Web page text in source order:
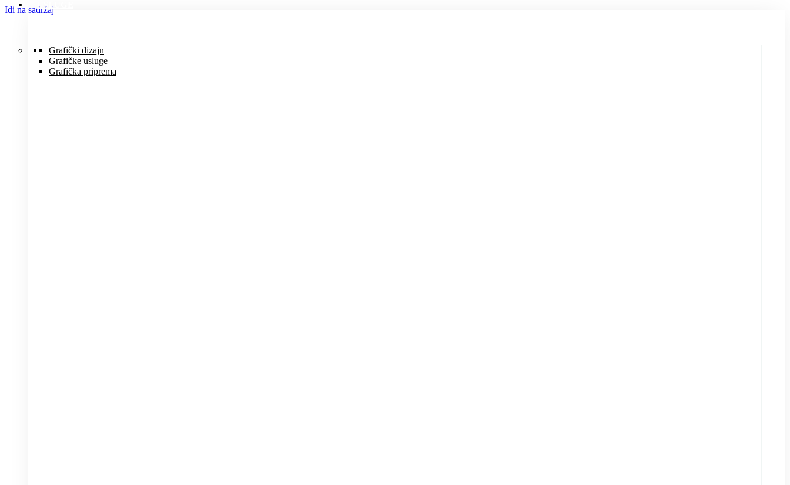
Idi na sadržajUSLUGE
Grafički dizajn
Grafičke usluge
Grafička priprema